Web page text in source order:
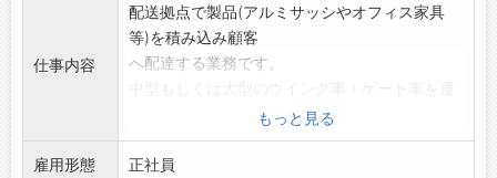
仕事内容
配送拠点で製品(アルミサッシやオフィス家具
等)を積み込み顧客
へ配達する業務です。
・入社後、1～2週間程度は先輩社員に横乗りし
コースや業務内容
もっと見る
雇用形態 正社員